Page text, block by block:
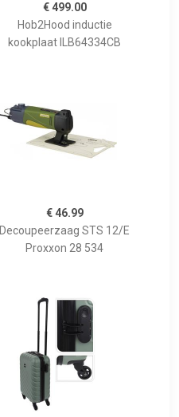
€ 499.00
Hob2Hood inductie
kookplaat ILB64334CB
€ 46.99
Decoupeerzaag STS 12/E
Proxxon 28 534